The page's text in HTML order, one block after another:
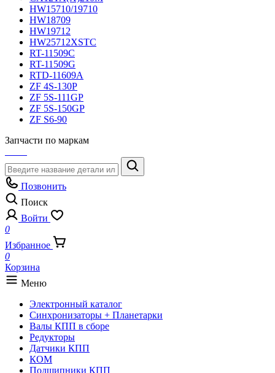
HW15710/19710
HW18709
HW19712
HW25712XSTC
RT-11509C
RT-11509G
RTD-11609A
ZF 4S-130P
ZF 5S-111GP
ZF 5S-150GP
ZF S6-90
Запчасти по маркам
Позвонить
Поиск
Войти
0
Избранное
0
Корзина
Меню
Электронный каталог
Синхронизаторы + Планетарки
Валы КПП в сборе
Редукторы
Датчики КПП
КОМ
Подшипники КПП